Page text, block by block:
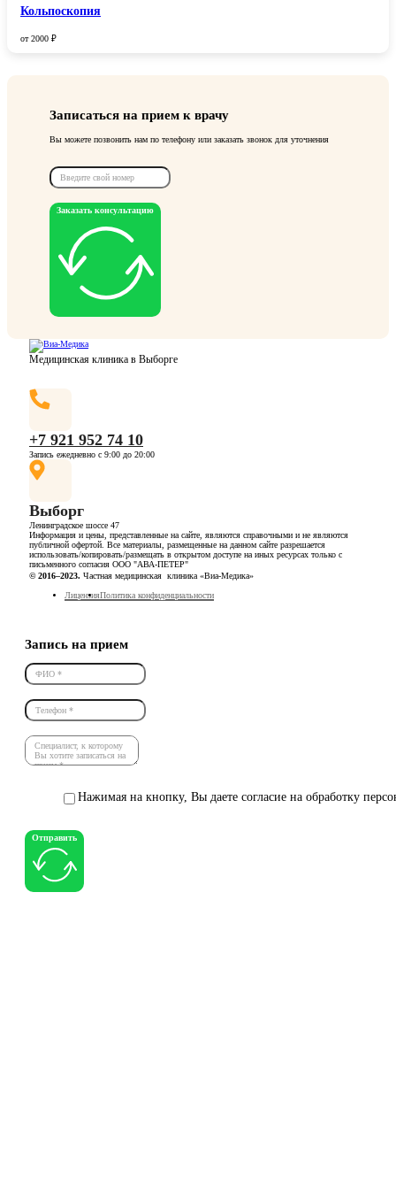
Кольпоскопия
от 2000 ₽
Записаться на прием к врачу
Вы можете позвонить нам по телефону или заказать звонок для уточнения
Заказать консультацию
Медицинская клиника в Выборге
+7 921 952 74 10
Запись ежедневно с 9:00 до 20:00
Выборг
Ленинградское шоссе 47
Информация и цены, представленные на сайте, являются справочными и не являются
публичной офертой. Все материалы, размещенные на данном сайте разрешается
использовать/копировать/размещать в открытом доступе на иных ресурсах только с
письменного согласия ООО "АВА-ПЕТЕР"
© 2016–2023. Частная медицинская клиника «Виа-Медика»
ЛицензияПолитика конфиденциальности
Запись на прием
Нажимая на кнопку, Вы даете согласие на обработку
Отправить